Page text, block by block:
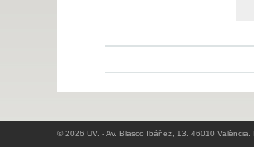
© 2026 UV. - Av. Blasco Ibáñez, 13. 46010